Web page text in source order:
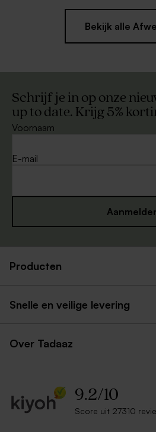
Bekijk alle
Schrijf je in op onze
up to date. Krijg 5%
Voornaam
E-mail
Producten
Snelle en veilige levering
Over Tadaaz
9.2/10
Score uit 27310